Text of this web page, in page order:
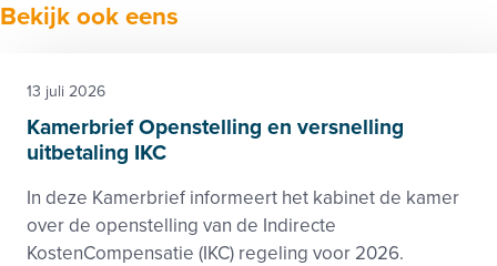
Bekijk ook eens
Kamerbrief Openstelling en versnelling
uitbetaling IKC
In deze Kamerbrief informeert het kabinet de kamer
over de openstelling van de Indirecte
KostenCompensatie (IKC) regeling voor 2026.
13 juli 2026